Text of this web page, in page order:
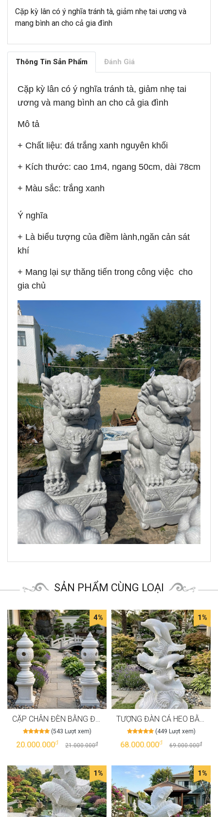
Cặp kỳ lân có ý nghĩa tránh tà, giảm nhẹ tai ương và
mang bình an cho cả gia đình
Thông Tin Sản Phẩm Đánh Giá
Cặp kỳ lân có ý nghĩa tránh tà, giảm nhẹ tai
ương và mang bình an cho cả gia đình
Mô tả
+ Chất liệu: đá trắng xanh nguyên khối
+ Kích thước: cao 1m4, ngang 50cm, dài 78cm
+ Màu sắc: trắng xanh
Ý nghĩa
+ Là biểu tượng của điềm lành,ngăn cản sát
khí
+ Mang lại sự thăng tiến trong công việc cho
gia chủ
SẢN PHẨM CÙNG LOẠI
4%
CẶP CHÂN ĐÈN BẰNG ĐÁ TRẮNG TỰ NHIÊN NGUYÊN KHỐI, CAO 40CM T4006
(543 Lượt xem)
20.000.000đ 21.000.000đ
1%
TƯỢNG ĐÀN CÁ HEO BẰNG ĐÁ TRẮNG TỰ NHIÊN NGUYÊN KHỐI, CAO 1M2 NGANG 60CM T4005
(449 Lượt xem)
68.000.000đ 69.000.000đ
1% 1%